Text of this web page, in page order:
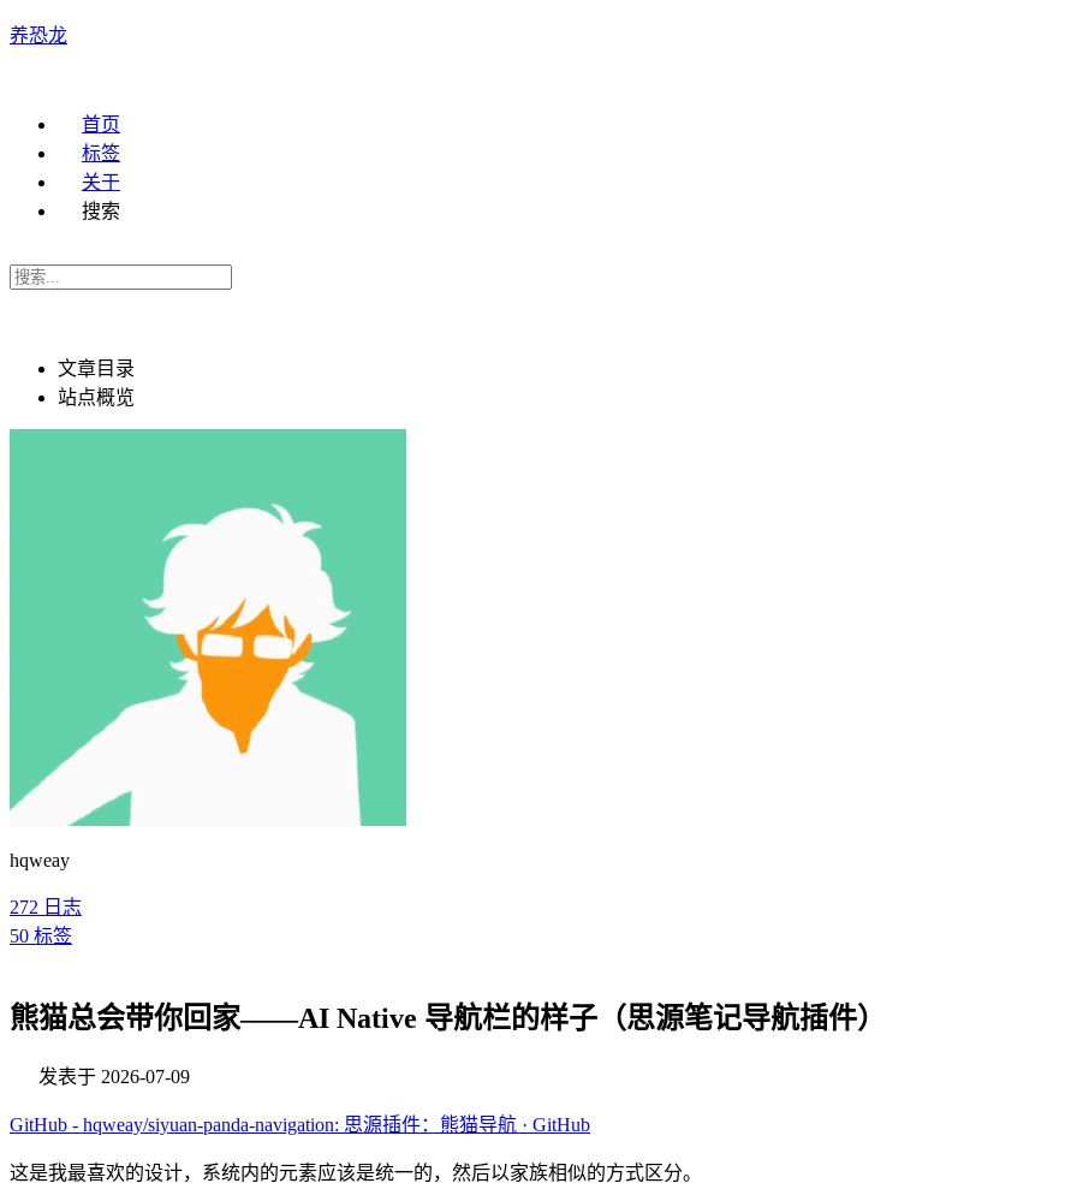
养恐龙
首页
标签
关于
搜索
文章目录
站点概览
hqweay
272 日志
50 标签
熊猫总会带你回家——AI Native 导航栏的样子（思源笔记导航插件）
发表于 2026-07-09
GitHub - hqweay/siyuan-panda-navigation: 思源插件：熊猫导航 · GitHub
这是我最喜欢的设计，系统内的元素应该是统一的，然后以家族相似的方式区分。